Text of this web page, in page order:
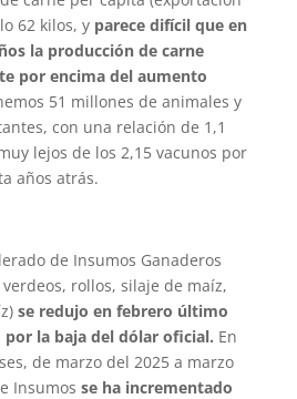
62 kilos, y parece difícil que en
la producción de carne
por encima del aumento
51 millones de animales y
con una relación de 1,1
lejos de los 2,15 vacunos por
años atrás.
de Insumos Ganaderos
rollos, silaje de maíz,
se redujo en febrero último
por la baja del dólar oficial. En
de marzo del 2025 a marzo
Insumos se ha incrementado